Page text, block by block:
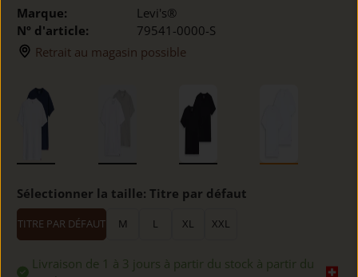
Marque:
Levi's®
Nº d'article:
79541-0000-S
Retrait au magasin possible
Sélectionner la taille:Titre par défaut
TITRE PAR DÉFAUT M L XL XXL
Livraison de 1 à 3 jours à partir du stock à partir du